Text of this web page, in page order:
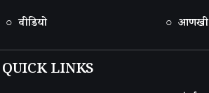
○ वीडियो
○ आणखी
QUICK LINKS